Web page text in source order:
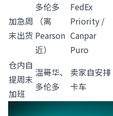
加急周
末出货
多伦多
（离
Pearson
近）
FedEx
Priority /
Canpar
Puro
仓内自
提周末
加班
温哥华、
多伦多
卖家自安排
卡车